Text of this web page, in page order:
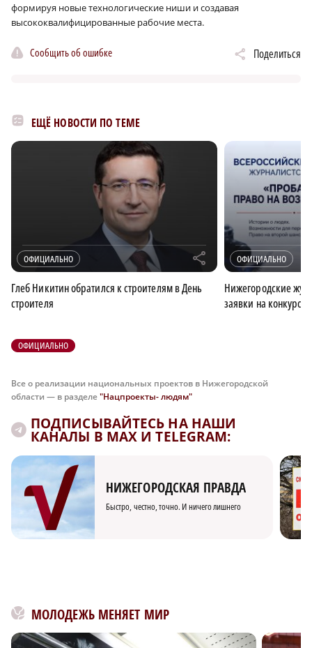
формируя новые технологические ниши и создавая
высококвалифицированные рабочие места.
Сообщить об ошибке Поделиться
ЕЩЁ НОВОСТИ ПО ТЕМЕ
ОФИЦИАЛЬНО r
Глеб Никитин обратился к строителям в День
строителя
ОФИЦИАЛЬНО
Нижегородские
заявки на конкурс
ОФИЦИАЛЬНО
Все о реализации национальных проектов в Нижегородской
области — в разделе"Нацпроекты- людям"
ПОДПИСЫВАЙТЕСЬ НА НАШИ
КАНАЛЫ В MAX И TELEGRAM:
НИЖЕГОРОДСКАЯ ПРАВДА
Быстро, честно, точно. И ничего лишнего
МОЛОДЕЖЬ МЕНЯЕТ МИР